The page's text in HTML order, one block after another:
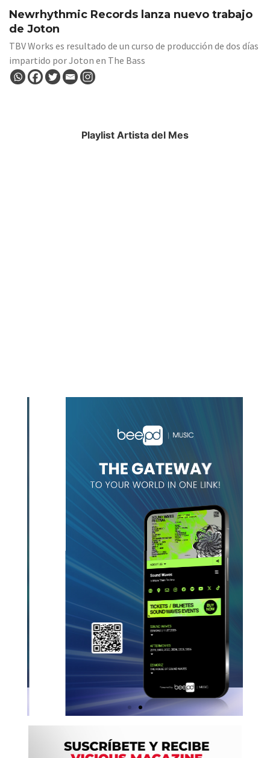
Newrhythmic Records lanza nuevo trabajo
de Joton
TBV Works es resultado de un curso de producción de dos días
impartido por Joton en The Bass
Playlist Artista del Mes